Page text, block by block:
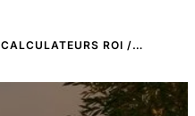
CALCULATEURS ROI /…